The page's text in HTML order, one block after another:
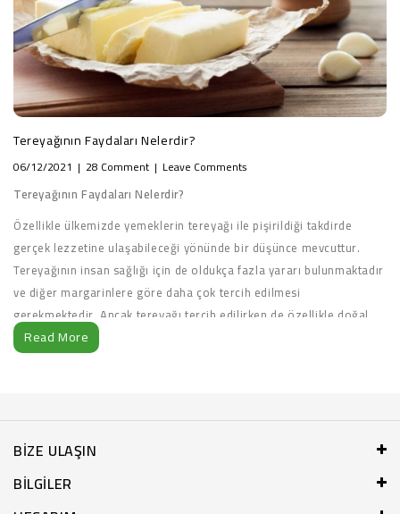
Tereyağının Faydaları Nelerdir?
06/12/2021 28 Comment Leave Comments
Tereyağının Faydaları Nelerdir?
Özellikle ülkemizde yemeklerin tereyağı ile pişirildiği takdirde
gerçek lezzetine ulaşabileceği yönünde bir düşünce mevcuttur.
Tereyağının insan sağlığı için de oldukça fazla yararı bulunmaktadır
ve diğer margarinlere göre daha çok tercih edilmesi
gerekmektedir. Ancak tereyağı tercih edilirken de özellikle doğal
olanlara yönelmek gerekmektedir. Aksi takdirde tereyağından
sağlayacağı faydalar konusunda yeterli verim alınamayabilir.
Tereyağının Sağlığa Etkileri
Mide
Read More
BIZE ULAŞIN
BILGILER